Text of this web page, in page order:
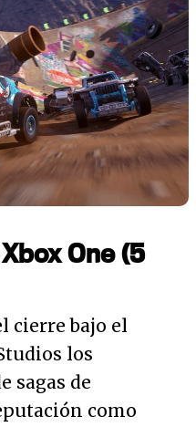
One (5
cierre bajo el
los
sagas de
como